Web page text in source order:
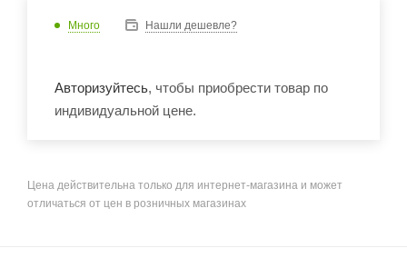
Много Нашли дешевле?
Авторизуйтесь, чтобы приобрести товар по
индивидуальной цене.
Цена действительна только для интернет-магазина и может
отличаться от цен в розничных магазинах